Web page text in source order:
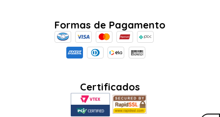
Formas de Pagamento
Certificados